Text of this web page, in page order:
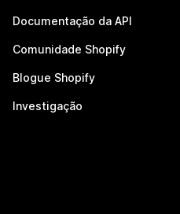
Documentação da API
Comunidade Shopify
Blogue Shopify
Investigação